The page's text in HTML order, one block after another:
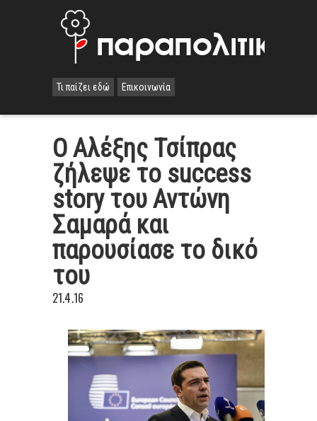
Τι παίζει εδώ Επικοινωνία
Ο Αλέξης Τσίπρας
ζήλεψε το success
story του Αντώνη
Σαμαρά και
παρουσίασε το δικό
του
21.4.16